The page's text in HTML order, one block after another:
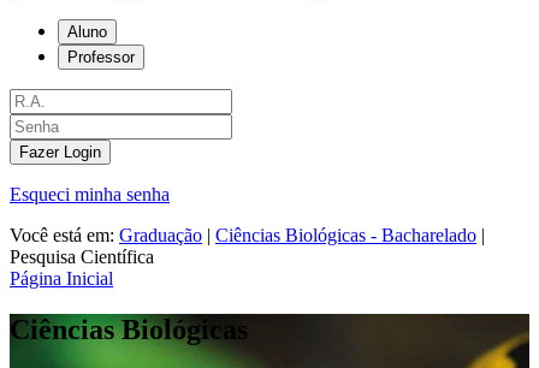
Aluno
Professor
Fazer Login
Esqueci minha senha
Você está em: Graduação | Ciências Biológicas - Bacharelado |
Pesquisa Científica
Página Inicial
Ciências Biológicas